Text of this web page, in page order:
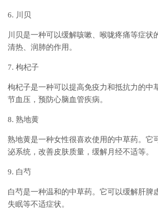
6. 川贝
川贝是一种可以缓解咳嗽、喉咙疼痛等症状
清热、润肺的作用。
7. 枸杞子
枸杞子是一种可以提高免疫力和抵抗力的中
节血压，预防心脑血管疾病。
8. 熟地黄
熟地黄是一种女性很喜欢使用的中草药。它
泌系统，改善皮肤质量，缓解月经不适等。
9. 白芍
白芍是一种温和的中草药。它可以缓解肝脾
失眠等不适症状。